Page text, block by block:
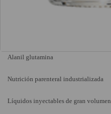
Alanil glutamina
Nutrición parenteral industrializada
Líquidos inyectables de gran volumen